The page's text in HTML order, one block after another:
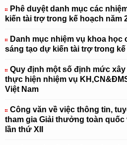
Phê duyệt danh mục các
kiến tài trợ trong kế hoạch năm
Danh mục nhiệm vụ khoa học
sáng tạo dự kiến tài trợ trong kế
Quy định một số định mức
thực hiện nhiệm vụ
Việt Nam
Công văn về việc thông tin,
tham gia Giải thưởng toàn
lần thứ XII